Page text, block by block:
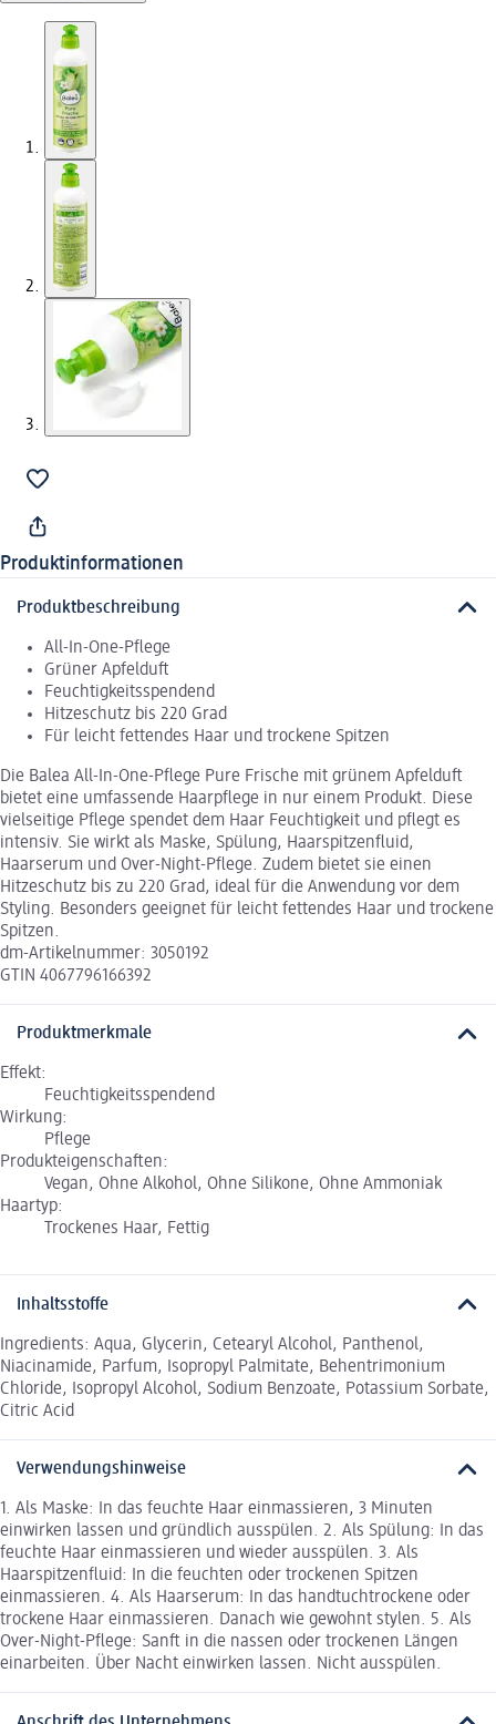
Produktinformationen
Produktbeschreibung
All-In-One-Pflege
Grüner Apfelduft
Feuchtigkeitsspendend
Hitzeschutz bis 220 Grad
Für leicht fettendes Haar und trockene Spitzen
Die Balea All-In-One-Pflege Pure Frische mit grünem Apfelduft
bietet eine umfassende Haarpflege in nur einem Produkt. Diese
vielseitige Pflege spendet dem Haar Feuchtigkeit und pflegt es
intensiv. Sie wirkt als Maske, Spülung, Haarspitzenfluid,
Haarserum und Over-Night-Pflege. Zudem bietet sie einen
Hitzeschutz bis zu 220 Grad, ideal für die Anwendung vor dem
Styling. Besonders geeignet für leicht fettendes Haar und trockene
Spitzen.
dm-Artikelnummer: 3050192
GTIN 4067796166392
Produktmerkmale
Effekt:
Feuchtigkeitsspendend
Wirkung:
Pflege
Produkteigenschaften:
Vegan, Ohne Alkohol, Ohne Silikone, Ohne Ammoniak
Haartyp:
Trockenes Haar, Fettig
Inhaltsstoffe
Ingredients: Aqua, Glycerin, Cetearyl Alcohol, Panthenol,
Niacinamide, Parfum, Isopropyl Palmitate, Behentrimonium
Chloride, Isopropyl Alcohol, Sodium Benzoate, Potassium Sorbate,
Citric Acid
Verwendungshinweise
1. Als Maske: In das feuchte Haar einmassieren, 3 Minuten
einwirken lassen und gründlich ausspülen. 2. Als Spülung: In das
feuchte Haar einmassieren und wieder ausspülen. 3. Als
Haarspitzenfluid: In die feuchten oder trockenen Spitzen
einmassieren. 4. Als Haarserum: In das handtuchtrockene oder
trockene Haar einmassieren. Danach wie gewohnt stylen. 5. Als
Over-Night-Pflege: Sanft in die nassen oder trockenen Längen
einarbeiten. Über Nacht einwirken lassen. Nicht ausspülen.